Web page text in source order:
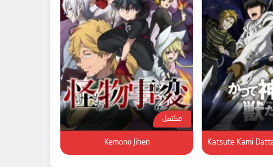
Katsute Kami
مكتمل
Kemono Jihen